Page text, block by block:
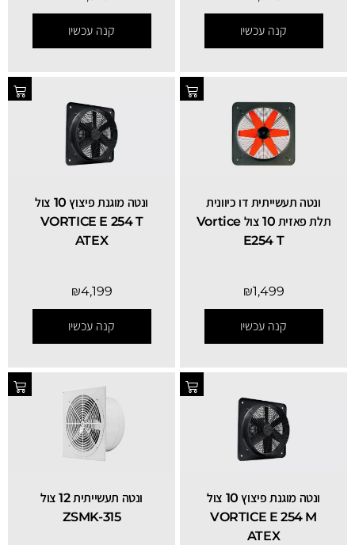
קנה עכשיו קנה עכשיו
ונטה תעשייתית דו כיוונית
תלת פאזית 10 צול Vortice
E254 T
₪1,499
קנה עכשיו
ונטה מוגנת פיצוץ 10 צול
VORTICE E 254 T
ATEX
₪4,199
קנה עכשיו
ונטה מוגנת פיצוץ 10 צול
VORTICE E 254 M
ATEX
ונטה תעשייתית 12 צול
ZSMK-315